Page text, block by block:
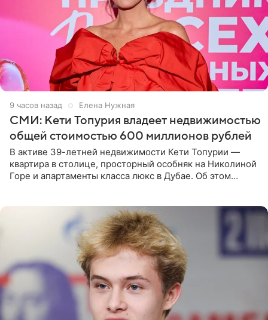
9 часов назад Елена Нужная
СМИ: Кети Топурия владеет недвижимостью
общей стоимостью 600 миллионов рублей
В активе 39-летней недвижимости Кети Топурии —
квартира в столице, просторный особняк на Николиной
Горе и апартаменты класса люкс в Дубае. Об этом